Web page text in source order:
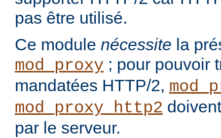
pas être utilisé.
Ce module nécessite la
mod_proxy ; pour pouvoir
mandatées HTTP/2,
mod_proxy_http2
par le serveur.